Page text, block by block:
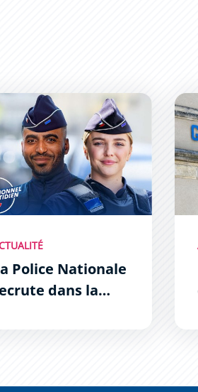
Nationale recrute dans la Zone Sud
Police Nationale
dans la